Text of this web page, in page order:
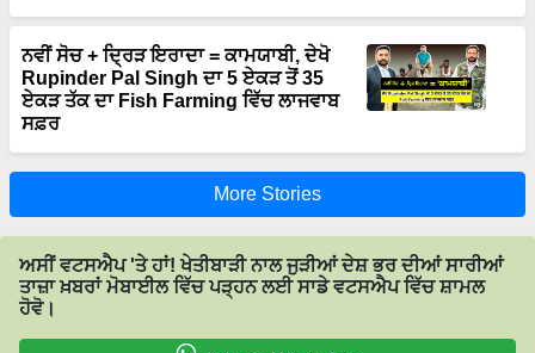
ਨਵੀਂ ਸੋਚ + ਦ੍ਰਿੜ ਇਰਾਦਾ = ਕਾਮਯਾਬੀ, ਦੇਖੋ
Rupinder Pal Singh ਦਾ 5 ਏਕੜ ਤੋਂ 35
ਏਕੜ ਤੱਕ ਦਾ Fish Farming ਵਿੱਚ ਲਾਜਵਾਬ
ਸਫ਼ਰ
More Stories
ਅਸੀਂ ਵਟਸਐਪ 'ਤੇ ਹਾਂ! ਖੇਤੀਬਾੜੀ ਨਾਲ ਜੁੜੀਆਂ ਦੇਸ਼ ਭਰ ਦੀਆਂ ਸਾਰੀਆਂ
ਤਾਜ਼ਾ ਖ਼ਬਰਾਂ ਮੋਬਾਈਲ ਵਿੱਚ ਪੜ੍ਹਨ ਲਈ ਸਾਡੇ ਵਟਸਐਪ ਵਿੱਚ ਸ਼ਾਮਲ
ਹੋਵੋ।